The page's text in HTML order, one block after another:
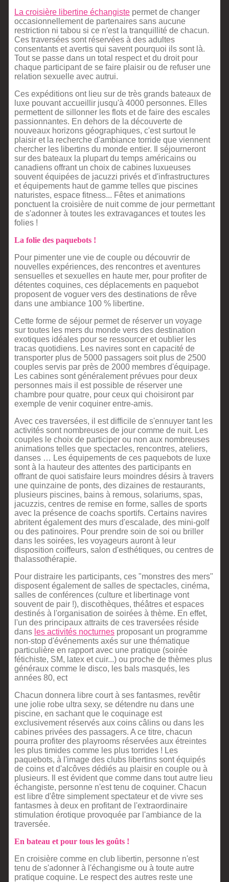
La croisière libertine échangiste permet de changer
occasionnellement de partenaires sans aucune
restriction ni tabou si ce n'est la tranquillité de chacun.
Ces traversées sont réservées à des adultes
consentants et avertis qui savent pourquoi ils sont là.
Tout se passe dans un total respect et du droit pour
chaque participant de se faire plaisir ou de refuser une
relation sexuelle avec autrui.
Ces expéditions ont lieu sur de très grands bateaux de
luxe pouvant accueillir jusqu'à 4000 personnes. Elles
permettent de sillonner les flots et de faire des escales
passionnantes. En dehors de la découverte de
nouveaux horizons géographiques, c'est surtout le
plaisir et la recherche d'ambiance torride que viennent
chercher les libertins du monde entier. Il séjourneront
sur des bateaux la plupart du temps américains ou
canadiens offrant un choix de cabines luxueuses
souvent équipées de jacuzzi privés et d'infrastructures
et équipements haut de gamme telles que piscines
naturistes, espace fitness... Fêtes et animations
ponctuent la croisière de nuit comme de jour permettant
de s'adonner à toutes les extravagances et toutes les
folies !
La folie des paquebots !
Pour pimenter une vie de couple ou découvrir de
nouvelles expériences, des rencontres et aventures
sensuelles et sexuelles en haute mer, pour profiter de
détentes coquines, ces déplacements en paquebot
proposent de voguer vers des destinations de rêve
dans une ambiance 100 % libertine.
Cette forme de séjour permet de réserver un voyage
sur toutes les mers du monde vers des destination
exotiques idéales pour se ressourcer et oublier les
tracas quotidiens. Les navires sont en capacité de
transporter plus de 5000 passagers soit plus de 2500
couples servis par près de 2000 membres d'équipage.
Les cabines sont généralement prévues pour deux
personnes mais il est possible de réserver une
chambre pour quatre, pour ceux qui choisiront par
exemple de venir coquiner entre-amis.
Avec ces traversées, il est difficile de s'ennuyer tant les
activités sont nombreuses de jour comme de nuit. Les
couples le choix de participer ou non aux nombreuses
animations telles que spectacles, rencontres, ateliers,
danses … Les équipements de ces paquebots de luxe
sont à la hauteur des attentes des participants en
offrant de quoi satisfaire leurs moindres désirs à travers
une quinzaine de ponts, des dizaines de restaurants,
plusieurs piscines, bains à remous, solariums, spas,
jacuzzis, centres de remise en forme, salles de sports
avec la présence de coachs sportifs. Certains navires
abritent également des murs d'escalade, des mini-golf
ou des patinoires. Pour prendre soin de soi ou briller
dans les soirées, les voyageurs auront à leur
disposition coiffeurs, salon d'esthétiques, ou centres de
thalassothérapie.
Pour distraire les participants, ces "monstres des mers"
disposent également de salles de spectacles, cinéma,
salles de conférences (culture et libertinage vont
souvent de pair !), discothèques, théâtres et espaces
destinés à l'organisation de soirées à thème. En effet,
l'un des principaux attraits de ces traversées réside
dans les activités nocturnes proposant un programme
non-stop d'événements axés sur une thématique
particulière en rapport avec une pratique (soirée
fétichiste, SM, latex et cuir...) ou proche de thèmes plus
généraux comme le disco, les bals masqués, les
années 80, ect
Chacun donnera libre court à ses fantasmes, revêtir
une jolie robe ultra sexy, se détendre nu dans une
piscine, en sachant que le coquinage est
exclusivement réservés aux coins câlins ou dans les
cabines privées des passagers. A ce titre, chacun
pourra profiter des playrooms réservées aux étreintes
les plus timides comme les plus torrides ! Les
paquebots, à l'image des clubs libertins sont équipés
de coins et d'alcôves dédiés au plaisir en couple ou à
plusieurs. Il est évident que comme dans tout autre lieu
échangiste, personne n'est tenu de coquiner. Chacun
est libre d'être simplement spectateur et de vivre ses
fantasmes à deux en profitant de l'extraordinaire
stimulation érotique provoquée par l'ambiance de la
traversée.
En bateau et pour tous les goûts !
En croisière comme en club libertin, personne n'est
tenu de s'adonner à l'échangisme ou à toute autre
pratique coquine. Le respect des autres reste une